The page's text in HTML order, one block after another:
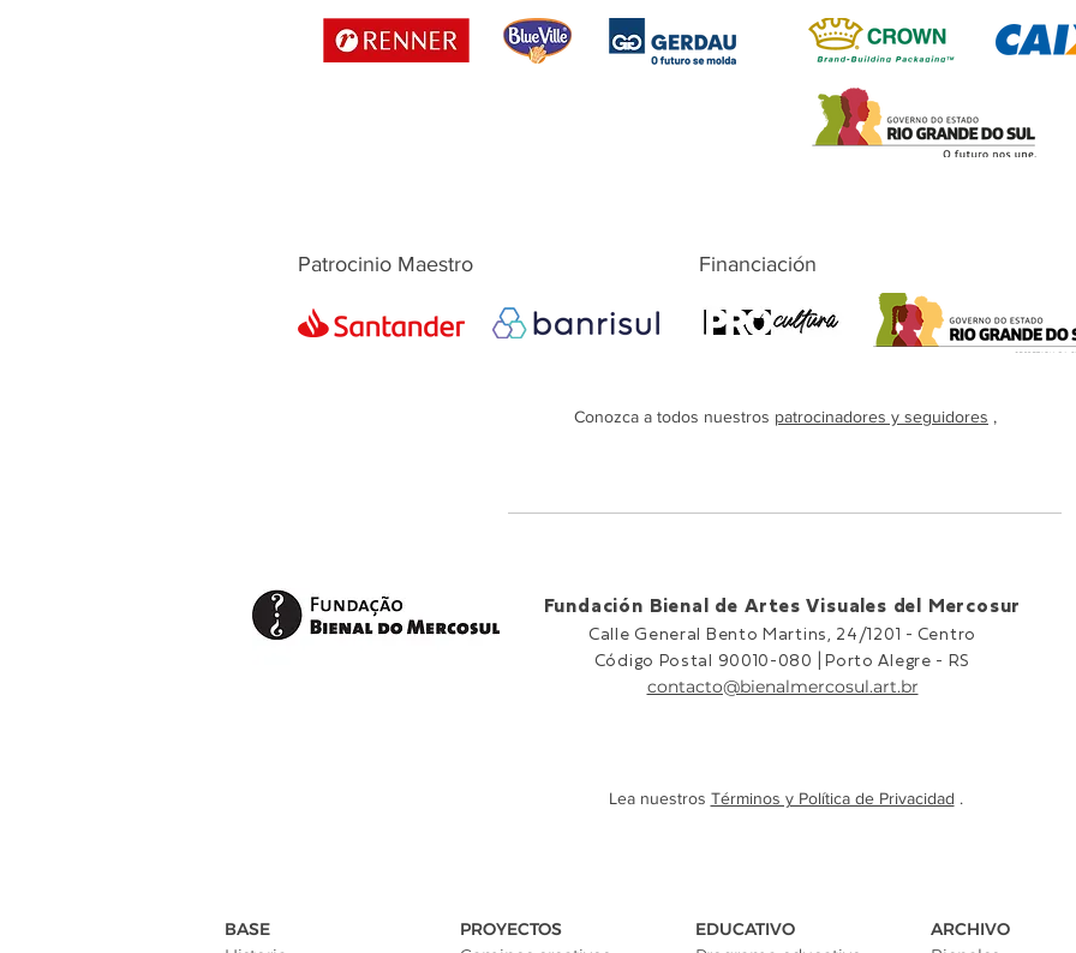
Patrocinio Maestro Financiación
Conozca a todos nuestros patrocinadores y seguidores ,
Fundación Bienal de Artes Visuales del Mercosur
Calle General Bento Martins, 24/1201 - Centro
Código Postal 90010-080 |
Porto Alegre - RS
contacto@bienalmercosul.art.br
Lea nuestros Términos y Política de Privacidad .
BASE
PROYECTOS
EDUCATIVO
ARCHIVO